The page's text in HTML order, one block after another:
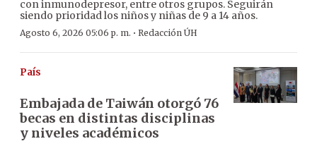
con inmunodepresor, entre otros grupos. Seguirán
siendo prioridad los niños y niñas de 9 a 14 años.
Agosto 6, 2026 05:06 p. m. · Redacción ÚH
País
Embajada de Taiwán otorgó 76
becas en distintas disciplinas
y niveles académicos